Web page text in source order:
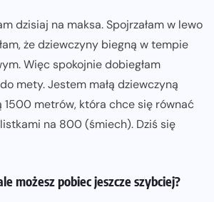
dzisiaj na maksa. Spojrzałam w lewo
że dziewczyny biegną w tempie
Więc spokojnie dobiegłam
mety. Jestem małą dziewczyną
1500 metrów, która chce się równać
na 800 (śmiech). Dziś się
możesz pobiec jeszcze szybciej?